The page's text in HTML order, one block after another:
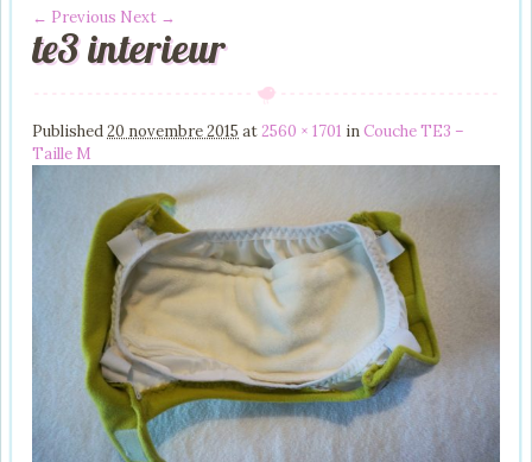
Image navigation
← Previous Next →
te3 interieur
Published20 novembre 2015 at2560 × 1701 inCouche TE3 –
Taille M